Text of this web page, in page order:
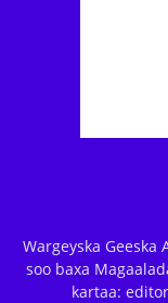
Wargeyska Geeska
soo baxa
kartaa: